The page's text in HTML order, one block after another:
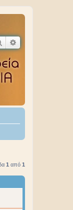
Αναζήτηση
1 από 1